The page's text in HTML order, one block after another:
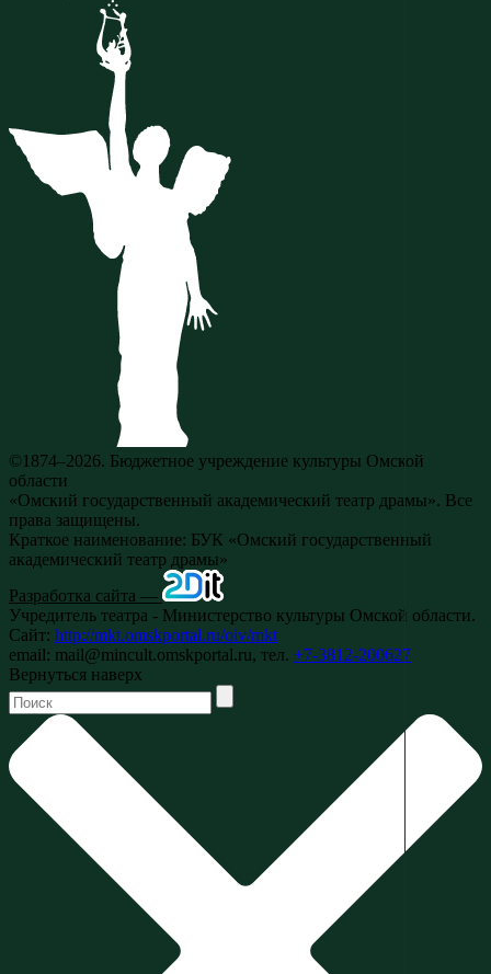
©1874–2026. Бюджетное учреждение культуры Омской
области
«Омский государственный академический театр драмы». Все
права защищены.
Краткое наименование: БУК «Омский государственный
академический театр драмы»
Разработка сайта —
Учредитель театра - Министерство культуры Омской области.
Сайт: http://mkt.omskportal.ru/oiv/mkt
email: mail@mincult.omskportal.ru, тел. +7-3812-200627
Вернуться наверх